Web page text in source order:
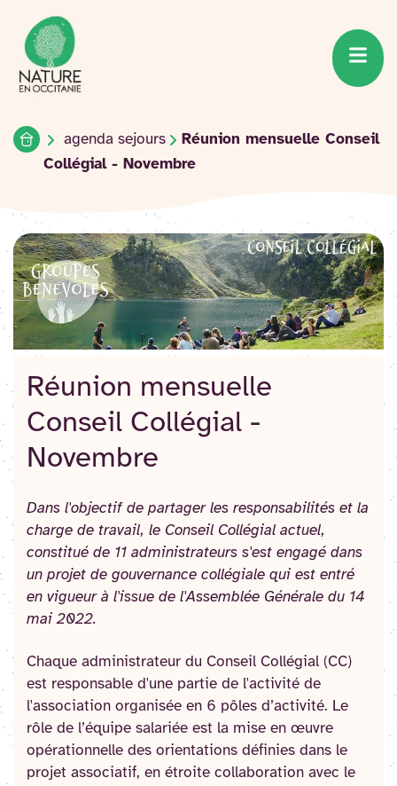
Accéder
au
contenu
Accueil du site
Accueilagenda sejours
Réunion mensuelle Conseil
Collégial - Novembre
Réunion mensuelle
Conseil Collégial -
Novembre
Dans l'objectif de partager les responsabilités et la
charge de travail, le Conseil Collégial actuel,
constitué de 11 administrateurs s'est engagé dans
un projet de gouvernance collégiale qui est entré
en vigueur à l'issue de l'Assemblée Générale du 14
mai 2022.
Chaque administrateur du Conseil Collégial (CC)
est responsable d'une partie de l'activité de
l'association organisée en 6 pôles d’activité. Le
rôle de l’équipe salariée est la mise en œuvre
opérationnelle des orientations définies dans le
projet associatif, en étroite collaboration avec le